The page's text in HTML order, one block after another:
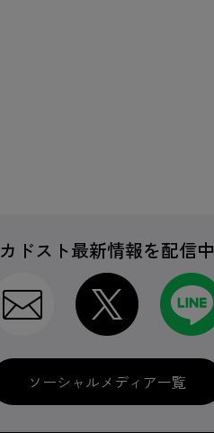
カドスト最新情報を配信中
ソーシャルメディア一覧